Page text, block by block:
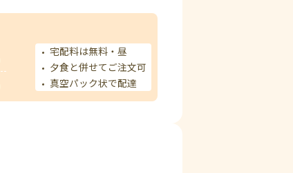
宅配料は無料・昼
夕食と併せてご注文可
真空パック状で配達